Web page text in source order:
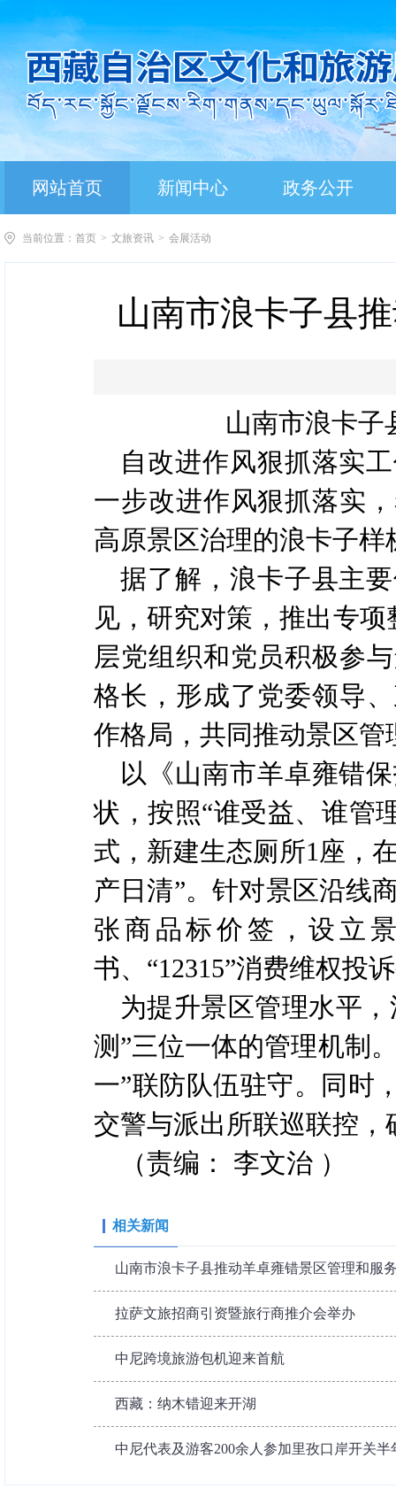
网站首页 新闻中心 政务公开
当前位置： 首页 > 文旅资讯 > 会展活动
山南市浪卡子县
山南市浪卡子
自改进作风狠抓落实
一步改进作风狠抓落实
高原景区治理的浪卡子样
据了解，浪卡子县主
见，研究对策，推出专
层党组织和党员积极参
格长，形成了党委领导
作格局，共同推动景区
以《山南市羊卓雍错
状，按照“谁受益、谁管
式，新建生态厕所1座，
产日清”。针对景区沿线
张商品标价签，设立
书、“12315”消费维权投
为提升景区管理水平
测”三位一体的管理机制
一”联防队伍驻守。同时
交警与派出所联巡联控，
（责编： 李文治 ）
相关新闻
山南市浪卡子县推动羊卓雍错景区管理和服
拉萨文旅招商引资暨旅行商推介会举办
中尼跨境旅游包机迎来首航
西藏：纳木错迎来开湖
中尼代表及游客200余人参加里孜口岸开关半